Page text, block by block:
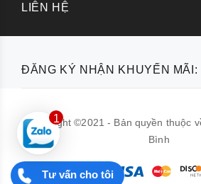
ĐĂNG KÝ NHẬN KHUYẾN MÃI:
LIÊN HỆ
Copyright ©2021 - Bản quyền thuộc
Bình
Tư vấn cho tôi
1